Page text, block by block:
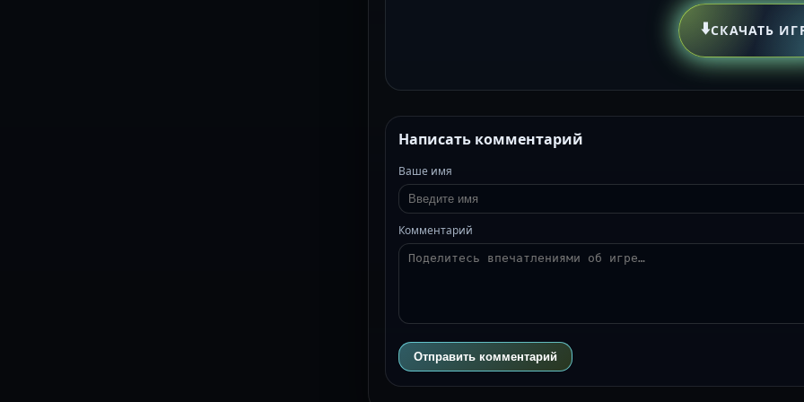
⬇️СКАЧАТЬ
Написать комментарий
Ваше имя
Комментарий
Отправить комментарий